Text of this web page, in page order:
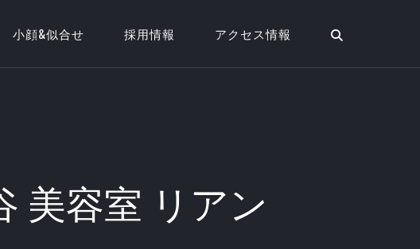
小顔&似合せ 採用情報 アクセス情報
美容室 リアン